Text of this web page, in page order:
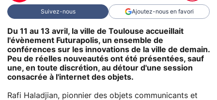
Suivez-nous Ajoutez-nous en favori
Du 11 au 13 avril, la ville de Toulouse accueillait
l'évènement Futurapolis, un ensemble de
conférences sur les innovations de la ville de demain.
Peu de réelles nouveautés ont été présentées, sauf
une, en toute discrétion, au détour d'une session
consacrée à l'internet des objets.
Rafi Haladjian, pionnier des objets communicants et